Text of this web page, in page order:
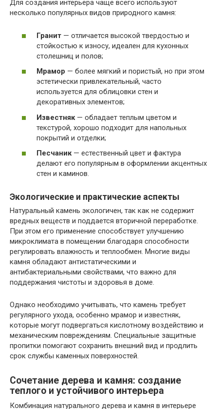
Для создания интерьера чаще всего используют
несколько популярных видов природного камня:
Гранит — отличается высокой твердостью и
стойкостью к износу, идеален для кухонных
столешниц и полов;
Мрамор — более мягкий и пористый, но при этом
эстетически привлекательный, часто
используется для облицовки стен и
декоративных элементов;
Известняк — обладает теплым цветом и
текстурой, хорошо подходит для напольных
покрытий и отделки;
Песчаник— естественный цвет и фактура
делают его популярным в оформлении акцентных
стен и каминов.
Экологические и практические аспекты
Натуральный камень экологичен, так как не содержит
вредных веществ и поддается вторичной переработке.
При этом его применение способствует улучшению
микроклимата в помещении благодаря способности
регулировать влажность и теплообмен. Многие виды
камня обладают антистатическими и
антибактериальными свойствами, что важно для
поддержания чистоты и здоровья в доме.
Однако необходимо учитывать, что камень требует
регулярного ухода, особенно мрамор и известняк,
которые могут подвергаться кислотному воздействию и
механическим повреждениям. Специальные защитные
пропитки помогают сохранить внешний вид и продлить
срок службы каменных поверхностей.
Сочетание дерева и камня: создание
теплого и устойчивого интерьера
Комбинация натурального дерева и камня в интерьере